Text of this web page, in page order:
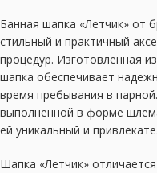
Банная шапка «Летчик» от
стильный и практичный
процедур. Изготовленная
шапка обеспечивает
время пребывания в
выполненной в форме
ей уникальный и
Шапка «Летчик»